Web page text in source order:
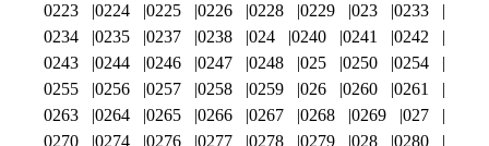
0223
0224 0225 0226 0228 0229 023
0233
0234
0235 0237 0238 024 0240 0241
0242
0243
0244 0246 0247 0248 025 0250
0254
0255
0256 0257 0258 0259 026 0260
0261
0263
0264 0265 0266 0267 0268 0269
027
0270
0274 0276 0277 0278 0279 028 0280